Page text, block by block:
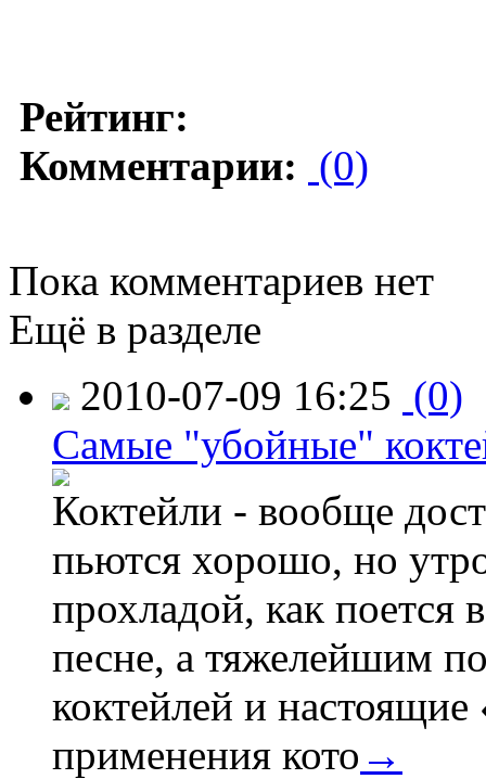
Рейтинг:
Комментарии: (0)
Пока комментариев нет
Ещё в разделе
2010-07-09 16:25 (0)
Самые "убойные"
Коктейли - вообще
пьются хорошо, но
прохладой, как поется
песне, а тяжелейшим
коктейлей и
применения кото →